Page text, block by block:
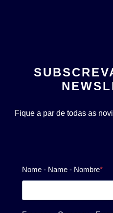
Fique a par de todas as